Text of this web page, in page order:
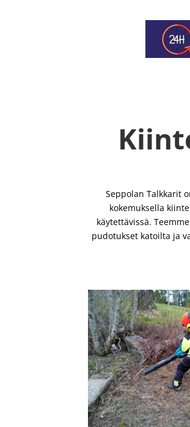
Seppolan Talkkarit
kokemuksella
käytettävissä.
pudotukset katoilta ja